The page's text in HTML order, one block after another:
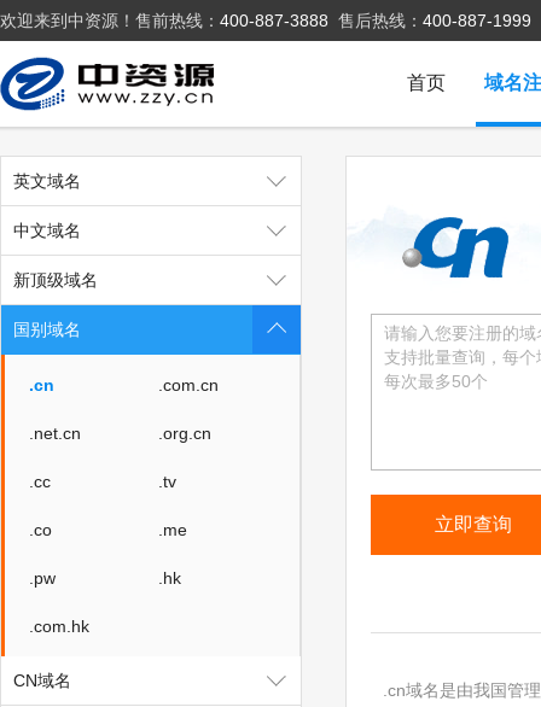
欢迎来到中资源！售前热线： 400-887-3888 售后热线： 400-887-1999
域名
首页
英文域名
中文域名
新顶级域名
国别域名
.cn .com.cn
.net.cn .org.cn
.cc .tv
.co .me
.pw .hk
.com.hk
CN域名
.cn域名是由我国管